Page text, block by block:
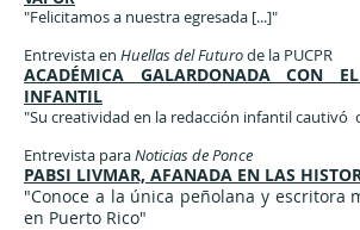
"Felicitamos a nuestra egresada [...]"
Entrevista en Huellas del Futurode la PUCPR
ACADÉMICA GALARDONADA CON
INFANTIL
"Su creatividad en la redacción infantil cautivó
Entrevista paraNoticias de Ponce
PABSI LIVMAR, AFANADA EN LAS
"Conoce a la única peñolana y escritora
en Puerto Rico"